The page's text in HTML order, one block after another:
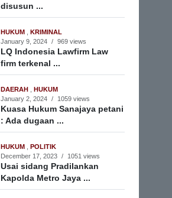
disusun ...
HUKUM
KRIMINAL
January 9, 2024 / 969 views
LQ Indonesia Lawfirm Law
firm terkenal ...
DAERAH
HUKUM
January 2, 2024 / 1059 views
Kuasa Hukum Sanajaya petani
: Ada dugaan ...
HUKUM
POLITIK
December 17, 2023 / 1051 views
Usai sidang Pradilankan
Kapolda Metro Jaya ...